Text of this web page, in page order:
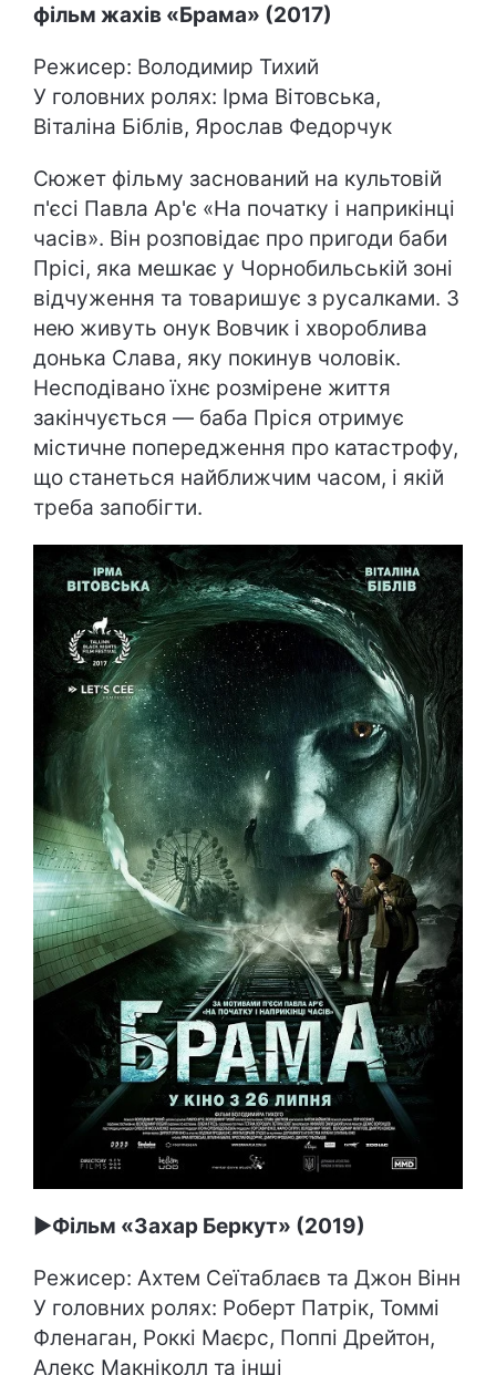
фільм жахів «Брама» (2017)
Режисер: Володимир Тихий
У головних ролях: Ірма Вітовська,
Віталіна Біблів, Ярослав Федорчук
Сюжет фільму заснований на культовій
п'єсі Павла Ар'є «На початку і наприкінці
часів». Він розповідає про пригоди баби
Прісі, яка мешкає у Чорнобильській зоні
відчуження та товаришує з русалками. З
нею живуть онук Вовчик і хвороблива
донька Слава, яку покинув чоловік.
Несподівано їхнє розмірене життя
закінчується — баба Пріся отримує
містичне попередження про катастрофу,
що станеться найближчим часом, і якій
треба запобігти.
►Фільм «Захар Беркут» (2019)
Режисер: Ахтем Сеїтаблаєв та Джон Вінн
У головних ролях: Роберт Патрік, Томмі
Фленаган, Роккі Маєрс, Поппі Дрейтон,
Алекс Макніколл та інші